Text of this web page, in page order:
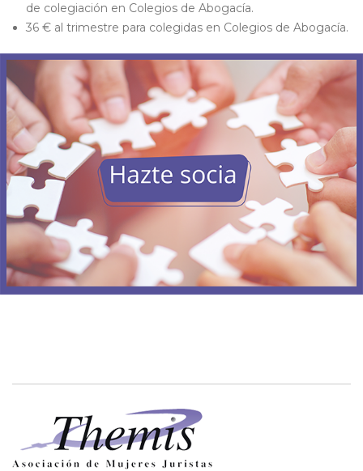
de colegiación en Colegios de Abogacía.
36 € al trimestre para colegidas en Colegios de Abogacía.